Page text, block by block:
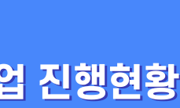
진행현황